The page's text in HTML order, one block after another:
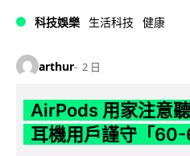
科技娛樂 生活科技 健康
arthur 2 日
AirPods 用家注意
耳機用戶謹守「